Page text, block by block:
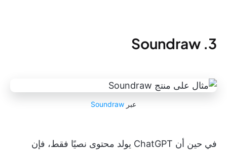
3. Soundraw
عبر Soundraw
في حين أن ChatGPT يولد محتوى نصيًا فقط، فإن